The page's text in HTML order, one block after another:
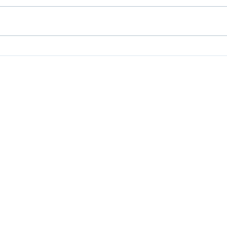
株式会社の森岡です！ さて、今
業務提携を行い、100%子会社と
くね
けど